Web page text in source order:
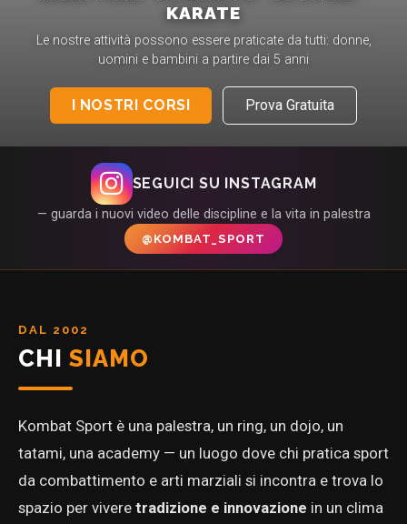
KARATE
Le nostre attività possono essere praticate da tutti: donne,
uomini e bambini a partire dai 5 anni
I NOSTRI CORSI Prova Gratuita
SEGUICI SU INSTAGRAM
— guarda i nuovi video delle discipline e la vita in palestra
@KOMBAT_SPORT
DAL 2002
CHISIAMO
Kombat Sport è una palestra, un ring, un dojo, un
tatami, una academy — un luogo dove chi pratica sport
da combattimento e arti marziali si incontra e trova lo
spazio per vivere tradizione e innovazione in un clima